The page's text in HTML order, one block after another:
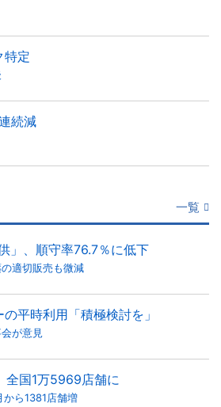
特定
続減
一覧
」、順守率76.7％に低下
適切販売も微減
平時利用「積極検討を」
が意見
全国1万5969店舗に
ら1381店舗増